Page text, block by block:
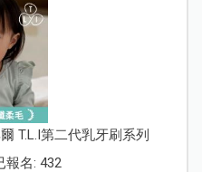
T.L.I第二代乳牙刷系列
報名: 432